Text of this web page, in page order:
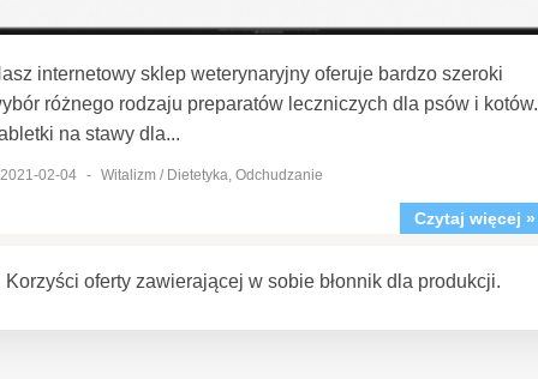
internetowy sklep weterynaryjny oferuje bardzo szeroki
różnego rodzaju preparatów leczniczych dla psów i kotów.
na stawy dla...
2021-02-04 - Witalizm / Dietetyka, Odchudzanie
Czytaj więcej »
Korzyści oferty zawierającej w sobie błonnik dla produkcji.